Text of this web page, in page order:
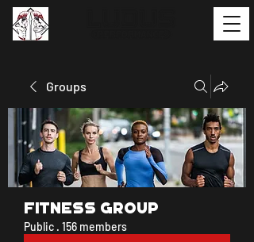
Groups
Fitness Group
Public · 156 members